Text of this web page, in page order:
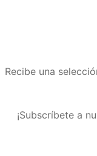
Recibe una
¡Subscríbete a